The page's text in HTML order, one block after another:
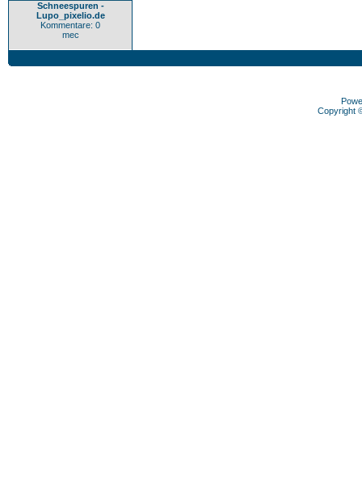
Schneespuren -
Lupo_pixelio.de
Kommentare: 0
mec
Copyright